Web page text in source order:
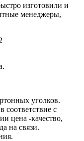
изготовили и
менеджеры,
уголков.
соответствие с
цена -качество,
на связи.